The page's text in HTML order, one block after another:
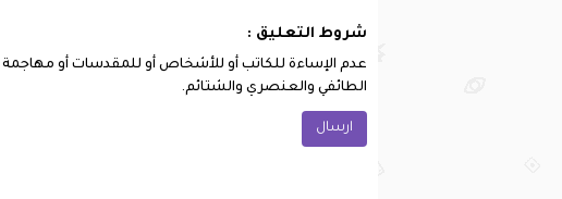
شروط التعليق :
عدم الإساءة للكاتب أو للأشخاص أو للمقدسات أو مهاجمة
الطائفي والعنصري والشتائم.